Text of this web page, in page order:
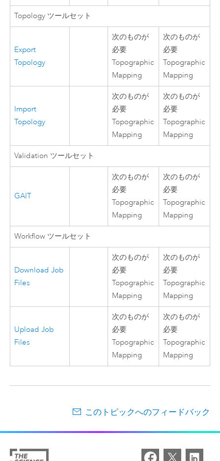
Topology ツールセット
Export
Topology
次のものが
必要
Topographic
Mapping
次のものが
必要
Topographic
Mapping
Import
Topology
次のものが
必要
Topographic
Mapping
次のものが
必要
Topographic
Mapping
Validation ツールセット
GAIT
次のものが
必要
Topographic
Mapping
次のものが
必要
Topographic
Mapping
Workflow ツールセット
Download Job
Files
次のものが
必要
Topographic
Mapping
次のものが
必要
Topographic
Mapping
Upload Job
Files
次のものが
必要
Topographic
Mapping
次のものが
必要
Topographic
Mapping
このトピックへのフィードバック